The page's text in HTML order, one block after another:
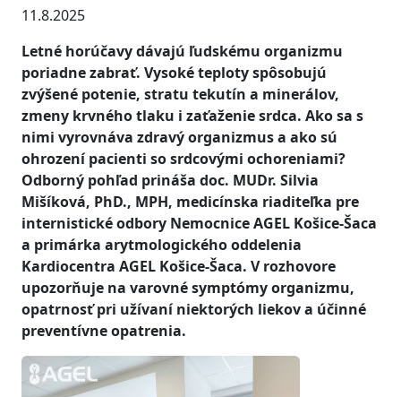
11.8.2025
Letné horúčavy dávajú ľudskému organizmu
poriadne zabrať. Vysoké teploty spôsobujú
zvýšené potenie, stratu tekutín a minerálov,
zmeny krvného tlaku i zaťaženie srdca. Ako sa s
nimi vyrovnáva zdravý organizmus a ako sú
ohrození pacienti so srdcovými ochoreniami?
Odborný pohľad prináša doc. MUDr. Silvia
Mišíková, PhD., MPH, medicínska riaditeľka pre
internistické odbory Nemocnice AGEL Košice-Šaca
a primárka arytmologického oddelenia
Kardiocentra AGEL Košice-Šaca. V rozhovore
upozorňuje na varovné symptómy organizmu,
opatrnosť pri užívaní niektorých liekov a účinné
preventívne opatrenia.